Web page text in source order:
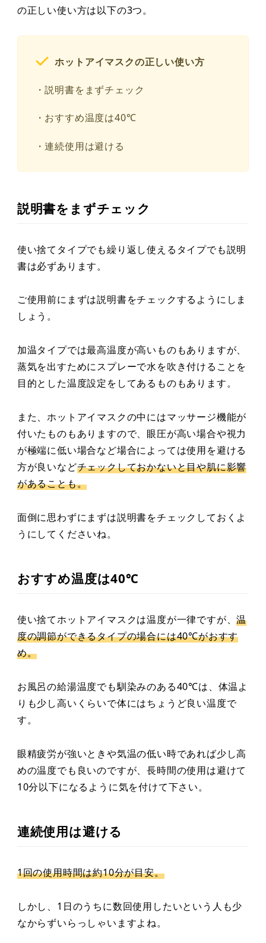
の正しい使い方は以下の3つ。
ホットアイマスクの正しい使い方
・説明書をまずチェック
・おすすめ温度は40℃
・連続使用は避ける
説明書をまずチェック
使い捨てタイプでも繰り返し使えるタイプでも説明
書は必ずあります。
ご使用前にまずは説明書をチェックするようにしま
しょう。
加温タイプでは最高温度が高いものもありますが、
蒸気を出すためにスプレーで水を吹き付けることを
目的とした温度設定をしてあるものもあります。
また、ホットアイマスクの中にはマッサージ機能が
付いたものもありますので、眼圧が高い場合や視力
が極端に低い場合など場合によっては使用を避ける
方が良いなどチェックしておかないと目や肌に影響
があることも。
面倒に思わずにまずは説明書をチェックしておくよ
うにしてくださいね。
おすすめ温度は40℃
使い捨てホットアイマスクは温度が一律ですが、温
度の調節ができるタイプの場合には40℃がおすす
め。
お風呂の給湯温度でも馴染みのある40℃は、体温よ
りも少し高いくらいで体にはちょうど良い温度で
す。
眼精疲労が強いときや気温の低い時であれば少し高
めの温度でも良いのですが、長時間の使用は避けて
10分以下になるように気を付けて下さい。
連続使用は避ける
1回の使用時間は約10分が目安。
しかし、1日のうちに数回使用したいという人も少
なからずいらっしゃいますよね。